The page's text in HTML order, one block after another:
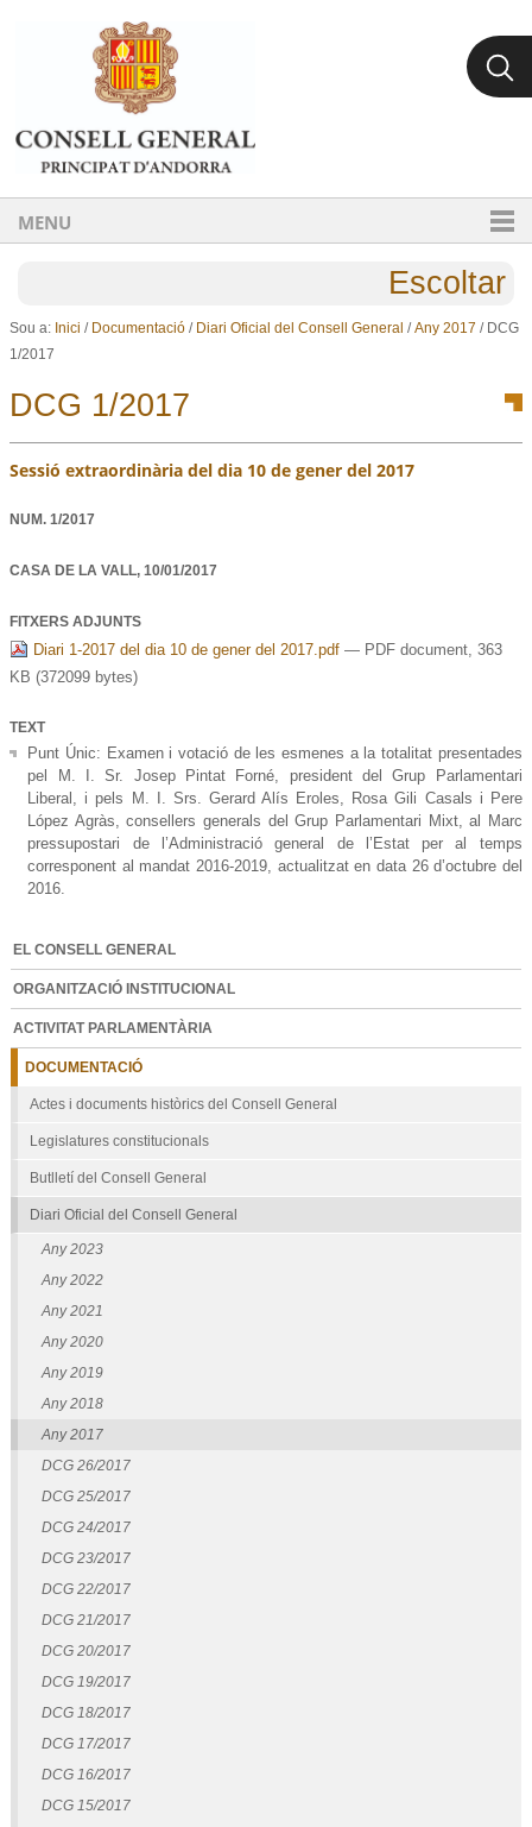
Ves al contingut.
Salta a la navegació
MENU
Escoltar
Sou a: Inici / Documentació / Diari Oficial del Consell General /Any 2017 / DCG
1/2017
DCG 1/2017
Sessió extraordinària del dia 10 de gener del 2017
NUM.1/2017
CASA DE LA VALL,10/01/2017
FITXERS ADJUNTS
Diari 1-2017 del dia 10 de gener del 2017.pdf— PDF document, 363
KB (372099 bytes)
TEXT
Punt Únic: Examen i votació de les esmenes a la totalitat presentades
pel M. I. Sr. Josep Pintat Forné, president del Grup Parlamentari
Liberal, i pels M. I. Srs. Gerard Alís Eroles, Rosa Gili Casals i Pere
López Agràs, consellers generals del Grup Parlamentari Mixt, al Marc
pressupostari de l’Administració general de l’Estat per al temps
corresponent al mandat 2016-2019, actualitzat en data 26 d’octubre del
2016.
EL CONSELL GENERAL
ORGANITZACIÓ INSTITUCIONAL
ACTIVITAT PARLAMENTÀRIA
DOCUMENTACIÓ
Actes i documents històrics del Consell General
Legislatures constitucionals
Butlletí del Consell General
Diari Oficial del Consell General
Any 2023
Any 2022
Any 2021
Any 2020
Any 2019
Any 2018
Any 2017
DCG 26/2017
DCG 25/2017
DCG 24/2017
DCG 23/2017
DCG 22/2017
DCG 21/2017
DCG 20/2017
DCG 19/2017
DCG 18/2017
DCG 17/2017
DCG 16/2017
DCG 15/2017